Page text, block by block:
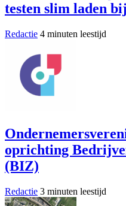
testen slim laden
Redactie 4 minuten leestijd
oprichting
(BIZ)
Redactie 3 minuten leestijd